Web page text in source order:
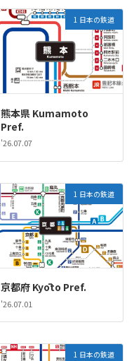
1 日本の鉄道
熊本県 Kumamoto
Pref.
'26.07.07
1 日本の鉄道
京都府 Kyōto Pref.
'26.07.01
1 日本の鉄道